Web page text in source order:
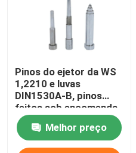
Pinos do ejetor da WS
1,2210 e luvas
DIN1530A-B, pinos
feitos sob encomenda
do núcleo de TiCN
Melhor preço